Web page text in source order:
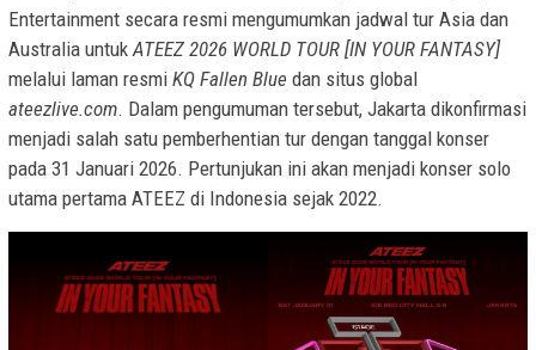
Entertainment secara resmi mengumumkan jadwal tur Asia dan
Australia untukATEEZ 2026 WORLD TOUR [IN YOUR FANTASY]
melalui laman resmi KQ Fallen Blue dan situs global
ateezlive.com. Dalam pengumuman tersebut, Jakarta dikonfirmasi
menjadi salah satu pemberhentian tur dengan tanggal konser
pada 31 Januari 2026. Pertunjukan ini akan menjadi konser solo
utama pertama ATEEZ di Indonesia sejak 2022.